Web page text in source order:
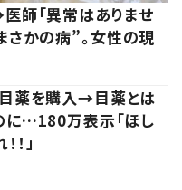
師「異常はありませ
さかの病”。女性の現
目薬を購入→目薬とは
に…180万表示「ほし
！」